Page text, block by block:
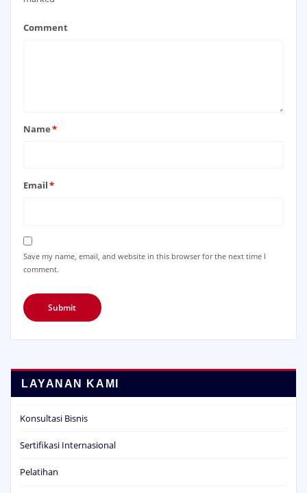
Save my name, email, and website in this browser for the next time I
comment.
LAYANAN KAMI